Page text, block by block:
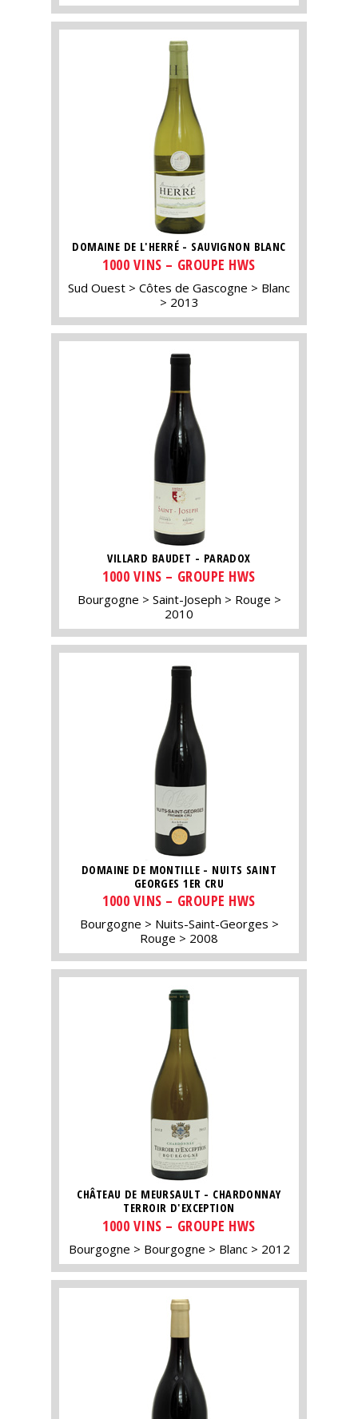
DOMAINE DE L'HERRÉ - SAUVIGNON BLANC
1000 VINS – GROUPE HWS
Sud Ouest Côtes de Gascogne
Blanc
2013
VILLARD BAUDET - PARADOX
1000 VINS – GROUPE HWS
Bourgogne Saint-Joseph
Rouge
2010
DOMAINE DE MONTILLE - NUITS SAINT
GEORGES 1ER CRU
1000 VINS – GROUPE HWS
Bourgogne
Nuits-Saint-Georges
Rouge
2008
CHÂTEAU DE MEURSAULT - CHARDONNAY
TERROIR D'EXCEPTION
1000 VINS – GROUPE HWS
Bourgogne Bourgogne Blanc 2012